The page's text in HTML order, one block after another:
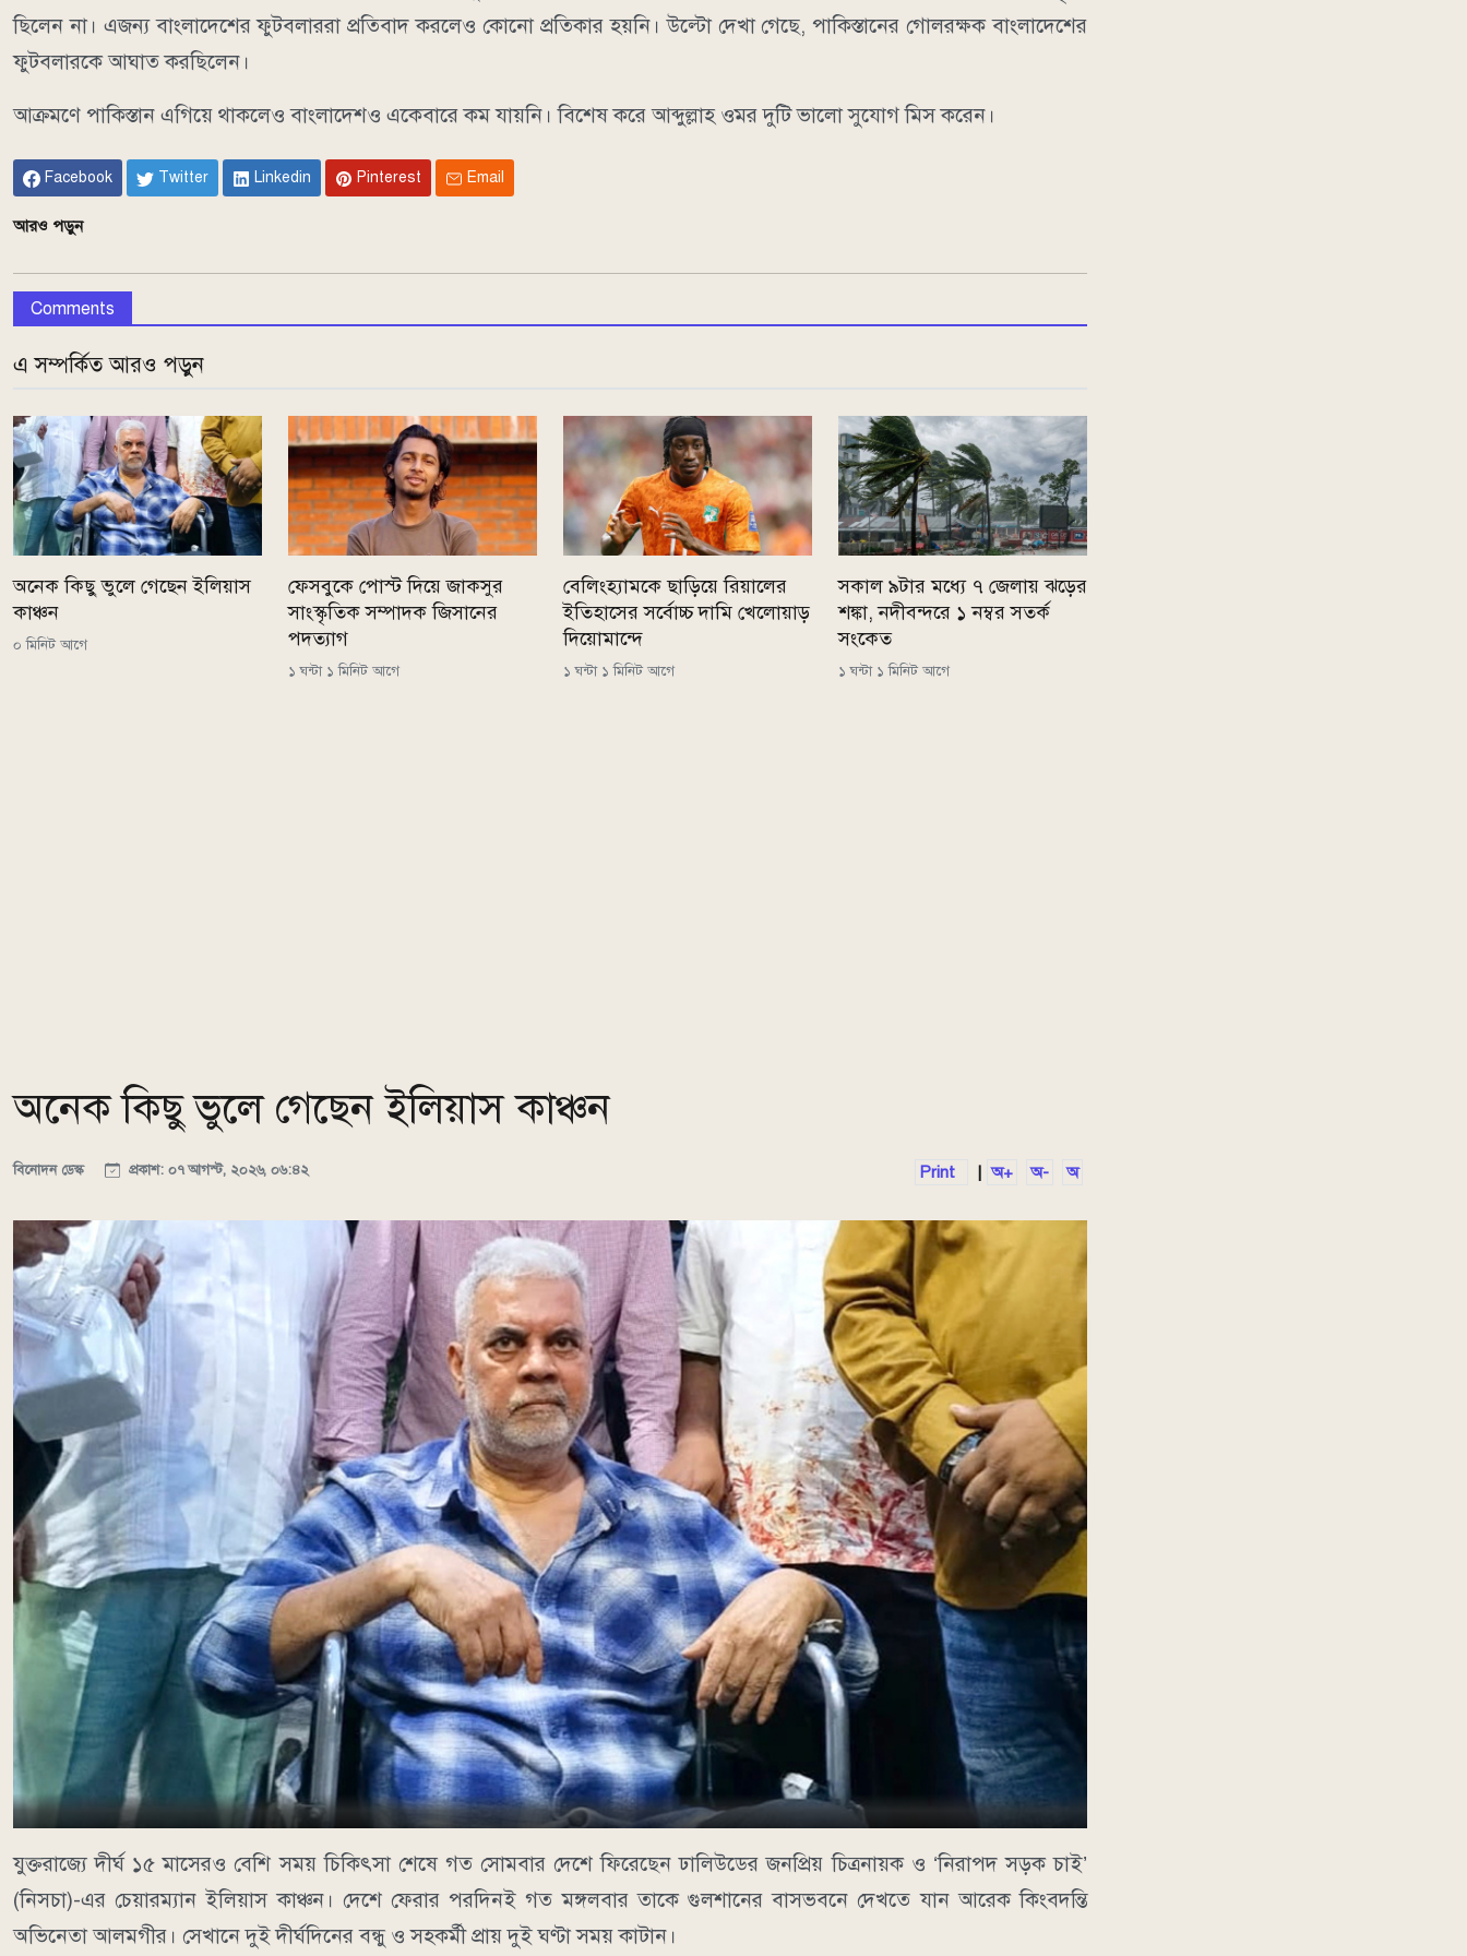
ছিলেন না। এজন্য বাংলাদেশের ফুটবলাররা প্রতিবাদ করলেও কোনো প্রতিকার হয়নি। উল্টো দেখা গেছে, পাকিস্তানের গোলরক্ষক বাংলাদেশের
ফুটবলারকে আঘাত করছিলেন।
আক্রমণে পাকিস্তান এগিয়ে থাকলেও বাংলাদেশও একেবারে কম যায়নি। বিশেষ করে আব্দুল্লাহ ওমর দুটি ভালো সুযোগ মিস করেন।
Facebook Twitter Linkedin Pinterest Email
আরও পড়ুন
Comments
এ সম্পর্কিত আরও পড়ুন
অনেক কিছু ভুলে গেছেন ইলিয়াস
কাঞ্চন
০ মিনিট আগে
ফেসবুকে পোস্ট দিয়ে জাকসুর
সাংস্কৃতিক সম্পাদক জিসানের
পদত্যাগ
১ ঘন্টা ১ মিনিট আগে
বেলিংহ্যামকে ছাড়িয়ে রিয়ালের
ইতিহাসের সর্বোচ্চ দামি খেলোয়াড়
দিয়োমান্দে
১ ঘন্টা ১ মিনিট আগে
সকাল ৯টার মধ্যে ৭ জেলায় ঝড়ের
শঙ্কা, নদীবন্দরে ১ নম্বর সতর্ক
সংকেত
১ ঘন্টা ১ মিনিট আগে
অনেক কিছু ভুলে গেছেন ইলিয়াস কাঞ্চন
বিনোদন ডেস্ক প্রকাশ: ০৭ আগস্ট, ২০২৬, ০৬:৪২ Print | অ+ অ- অ
যুক্তরাজ্যে দীর্ঘ ১৫ মাসেরও বেশি সময় চিকিৎসা শেষে গত সোমবার দেশে ফিরেছেন ঢালিউডের জনপ্রিয় চিত্রনায়ক ও ‘নিরাপদ সড়ক চাই’
(নিসচা)-এর চেয়ারম্যান ইলিয়াস কাঞ্চন। দেশে ফেরার পরদিনই গত মঙ্গলবার তাকে গুলশানের বাসভবনে দেখতে যান আরেক কিংবদন্তি
অভিনেতা আলমগীর। সেখানে দুই দীর্ঘদিনের বন্ধু ও সহকর্মী প্রায় দুই ঘণ্টা সময় কাটান।